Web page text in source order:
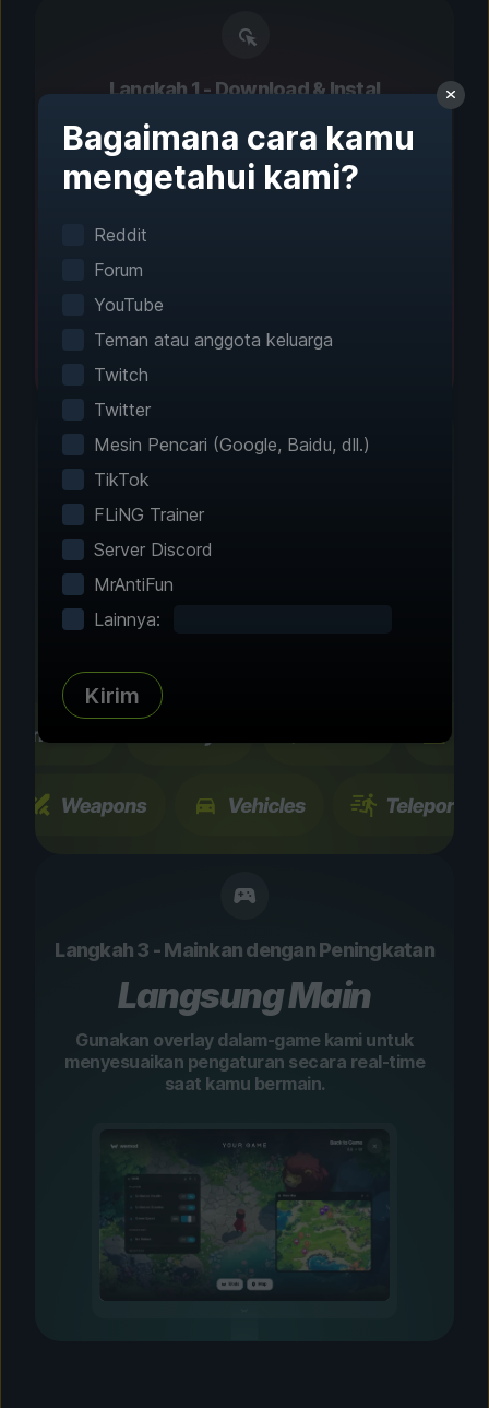
Langkah 1 - Download & Instal
Pengaturan Satu Klik
Deteksi permainan cerdas akan menemukan
game yang terinstal secara otomatis. Tak
Sesuaikan
Permainanmu
Telusuri ratusan peningkatan dan fitur yang
bersifat sementara dan dapat diubah seketika.
Langkah 3 - Mainkan dengan Peningkatan
Langsung Main
Gunakan overlay dalam-game kami untuk
menyesuaikan pengaturan secara real-time
saat kamu bermain.
Bagaimana cara kamu
mengetahui kami?
Reddit
Forum
YouTube
Teman atau anggota keluarga
Twitch
Twitter
Mesin Pencari (Google, Baidu, dll.)
TikTok
FLiNG Trainer
Server Discord
MrAntiFun
Lainnya:
Kirim